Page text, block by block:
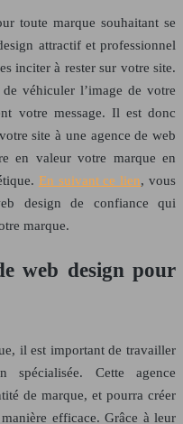
toute marque souhaitant se
attractif et professionnel
inciter à rester sur votre site.
véhiculer l’image de votre
votre message. Il est donc
site à une agence de web
en valeur votre marque en
En suivant ce lien, vous
design de confiance qui
marque.
web design pour
il est important de travailler
Cette agence
de marque, et pourra créer
efficace. Grâce à leur